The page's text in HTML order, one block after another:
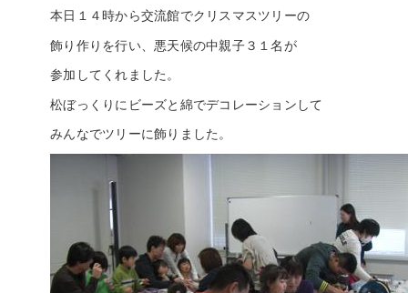
本日１４時から交流館でクリスマスツリーの
飾り作りを行い、悪天候の中親子３１名が
参加してくれました。
松ぼっくりにビーズと綿でデコレーションして
みんなでツリーに飾りました。